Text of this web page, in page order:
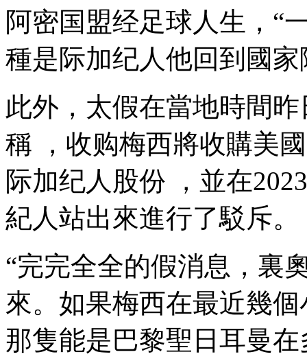
阿密国盟经足球人生 ，
種是际加纪人他回到國家隊
此外 ，太假在當地時間昨
稱  ，收购梅西將收購
际加纪人股份  ，並在
紀人站出來進行了駁斥。
“完完全全的假消息，
來。如果梅西在最近
那隻能是巴黎聖日耳曼在